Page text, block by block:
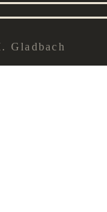
Gladbach